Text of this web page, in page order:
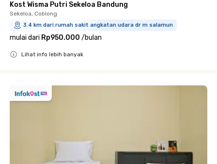
Kost Wisma Putri Sekeloa Bandung
Sekeloa, Coblong
3.4 km dari rumah sakit angkatan udara dr m salamun
mulai dari Rp950.000 /bulan
Lihat info lebih banyak